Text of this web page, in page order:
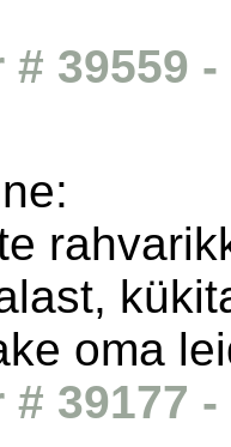
39559 -
oma
39177 -